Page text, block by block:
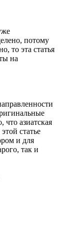
потому
то эта статья
на
что азиатская
статье
и для
так и